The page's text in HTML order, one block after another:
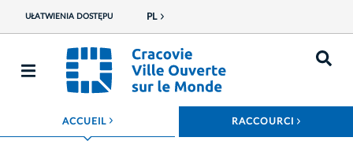
UŁATWIENIA DOSTĘPU PL
ACCUEIL RACCOURCI